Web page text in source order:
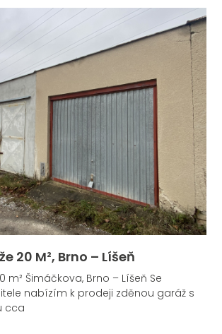
20 M², Brno – Líšeň
m² Šimáčkova, Brno – Líšeň Se
nabízím k prodeji zděnou garáž s
cca